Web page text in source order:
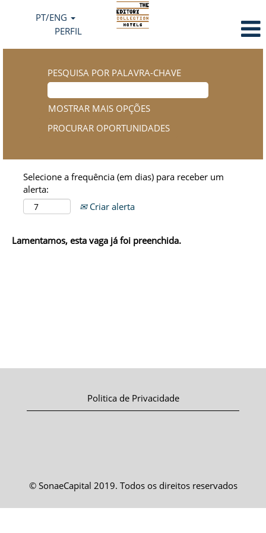
PT/ENG
PERFIL
PESQUISA POR PALAVRA-CHAVE
MOSTRAR MAIS OPÇÕES
Selecione a frequência (em dias) para receber um
alerta:
Criar alerta
Lamentamos, esta vaga já foi preenchida.
Politica de Privacidade
© SonaeCapital 2019. Todos os direitos reservados